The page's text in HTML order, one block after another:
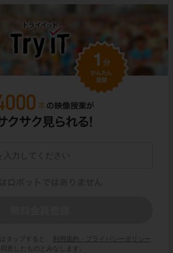
タップすると、
利用規約・プライバシーポリシー
同意したものとみなします。